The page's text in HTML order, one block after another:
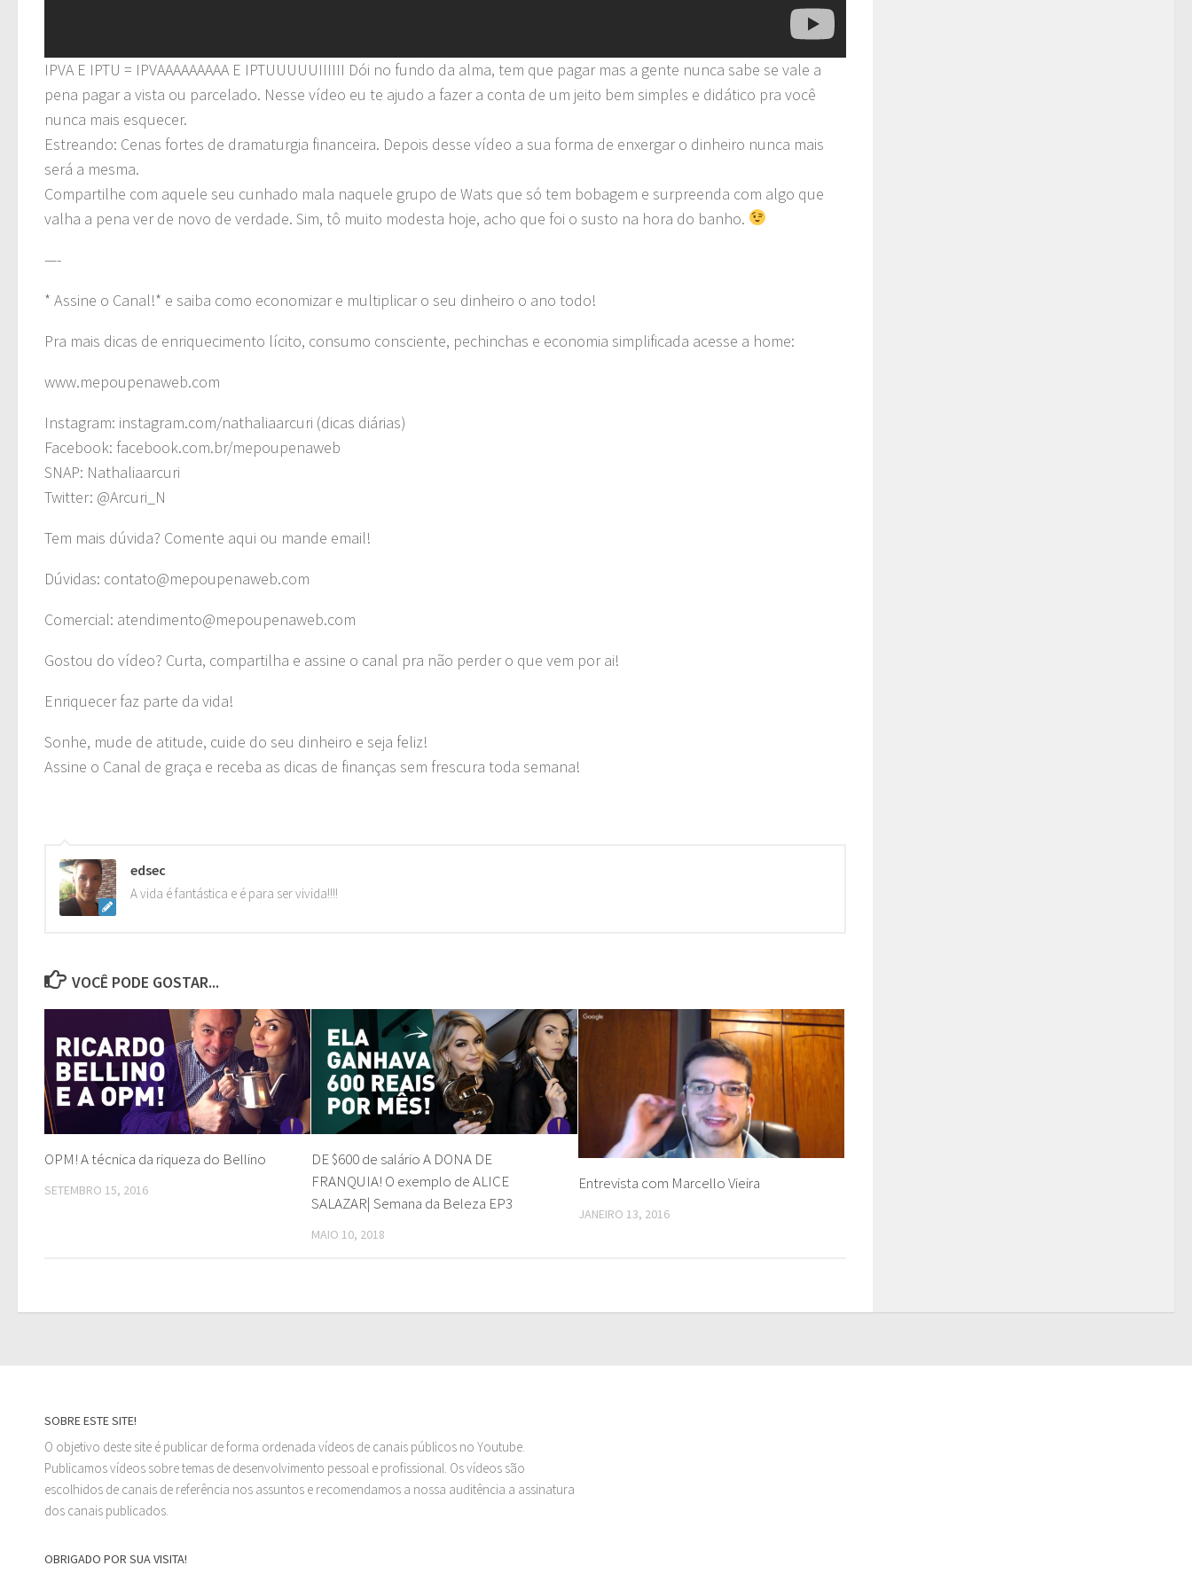
IPVA E IPTU = IPVAAAAAAAAA E IPTUUUUUIIIIII Dói no fundo da alma, tem que pagar mas a gente nunca sabe se vale a
pena pagar a vista ou parcelado. Nesse vídeo eu te ajudo a fazer a conta de um jeito bem simples e didático pra você
nunca mais esquecer.
Estreando: Cenas fortes de dramaturgia financeira. Depois desse vídeo a sua forma de enxergar o dinheiro nunca mais
será a mesma.
Compartilhe com aquele seu cunhado mala naquele grupo de Wats que só tem bobagem e surpreenda com algo que
valha a pena ver de novo de verdade. Sim, tô muito modesta hoje, acho que foi o susto na hora do banho.
—-
* Assine o Canal!* e saiba como economizar e multiplicar o seu dinheiro o ano todo!
Pra mais dicas de enriquecimento lícito, consumo consciente, pechinchas e economia simplificada acesse a home:
www.mepoupenaweb.com
Instagram: instagram.com/nathaliaarcuri (dicas diárias)
Facebook: facebook.com.br/mepoupenaweb
SNAP: Nathaliaarcuri
Twitter: @Arcuri_N
Tem mais dúvida? Comente aqui ou mande email!
Dúvidas: contato@mepoupenaweb.com
Comercial: atendimento@mepoupenaweb.com
Gostou do vídeo? Curta, compartilha e assine o canal pra não perder o que vem por ai!
Enriquecer faz parte da vida!
Sonhe, mude de atitude, cuide do seu dinheiro e seja feliz!
Assine o Canal de graça e receba as dicas de finanças sem frescura toda semana!
edsec
A vida é fantástica e é para ser vivida!!!!
VOCÊ PODE GOSTAR...
OPM! A técnica da riqueza do Bellino
SETEMBRO 15, 2016
DE $600 de salário A DONA DE
FRANQUIA! O exemplo de ALICE
SALAZAR| Semana da Beleza EP3
MAIO 10, 2018
Entrevista com Marcello Vieira
JANEIRO 13, 2016
SOBRE ESTE SITE!
O objetivo deste site é publicar de forma ordenada vídeos de canais públicos no Youtube.
Publicamos vídeos sobre temas de desenvolvimento pessoal e profissional. Os vídeos são
escolhidos de canais de referência nos assuntos e recomendamos a nossa auditência a assinatura
dos canais publicados.
OBRIGADO POR SUA VISITA!